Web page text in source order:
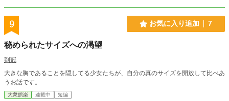
9 お気に入り追加 7
秘められたサイズへの渇望
到冠
大きな胸であることを隠してる少女たちが、自分の真のサイズを開放して比べあ
うお話です。
大衆娯楽 連載中 短編